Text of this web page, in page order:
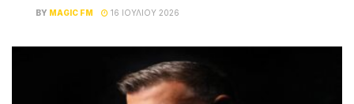
BY MAGIC FM 16 ΙΟΥΛΊΟΥ 2026